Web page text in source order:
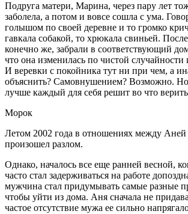
Подруга матери, Марина, через пару лет
заболела, а потом и вовсе сошла с ума.
голышом по своей деревне и то громко
гавкала собакой, то хрюкала свиньей. После
конечно же, забрали в соответствующий
что она изменилась по чистой
И веревки с покойника тут ни при чем, а
объяснить? Самовнушением? Возможно. Но
лучше каждый для себя решит во что
Морок
Летом 2002 года в отношениях между
произошел разлом.
Однако, началось все еще ранней весной,
часто стал задерживаться на работе
мужчина стал придумывать самые разные
чтобы уйти из дома. Аня сначала не
частое отсутствие мужа ее сильно